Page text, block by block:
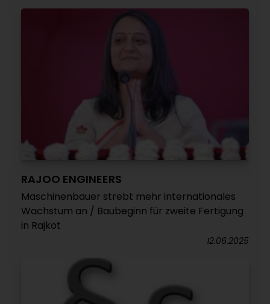
RAJOO ENGINEERS
Maschinenbauer strebt mehr internationales
Wachstum an / Baubeginn für zweite Fertigung
in Rajkot
12.06.2025